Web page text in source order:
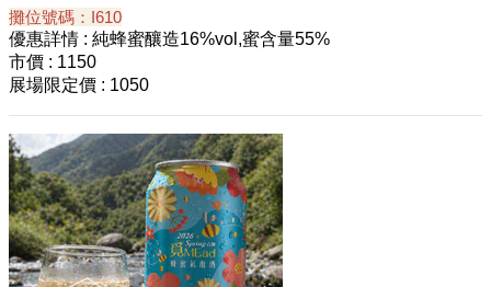
攤位號碼：I610
優惠詳情 : 純蜂蜜釀造16%vol,蜜含量55%
市價 : 1150
展場限定價 : 1050